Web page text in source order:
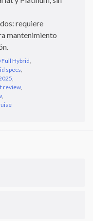
requiere
mantenimiento
Hybrid,
specs,
,
review,
,